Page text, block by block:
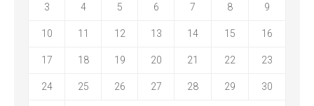
3 4 5 6 7 8 9
10 11 12 13 14 15 16
17 18 19 20 21 22 23
24 25 26 27 28 29 30